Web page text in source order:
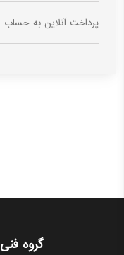
پرداخت آنلاین به حساب
گروه